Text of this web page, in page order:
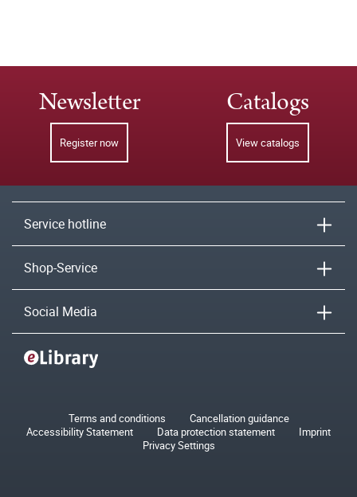
Newsletter
Register now
Catalogs
View catalogs
Service hotline
Shop-Service
Social Media
Terms and conditions
Cancellation guidance
Accessibility Statement
Data protection statement
Imprint
Privacy Settings